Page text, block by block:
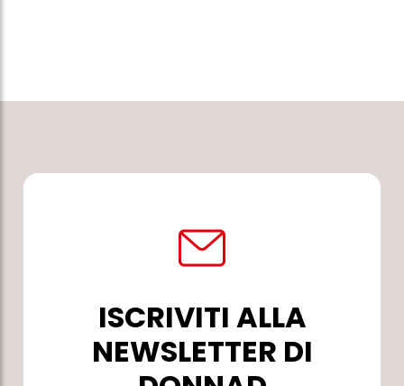
ISCRIVITI ALLA
NEWSLETTER DI